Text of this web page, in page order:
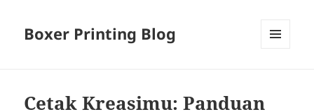
Boxer Printing Blog
Cetak Kreasimu: Panduan